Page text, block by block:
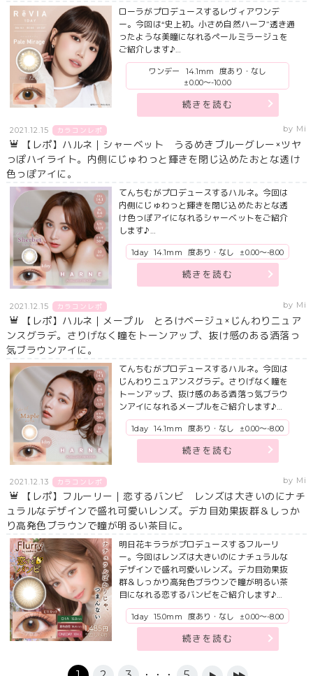
ローラがプロデュースするレヴィアワンデ
ー。今回は“史上初。小さめ自然ハーフ”透き通
ったような美瞳になれるペールミラージュを
ご紹介します♪…
ワンデー 14.1mm
度あり・なし
±0.00～-10.00
続きを読む
2021.12.15 カラコンレポ by Mi
【レポ】ハルネ｜シャーベット うるめきブルーグレー×ツヤ
っぽハイライト。内側にじゅわっと輝きを閉じ込めたおとな透け
色っぽアイに。
てんちむがプロデュースするハルネ。今回は
内側にじゅわっと輝きを閉じ込めたおとな透
け色っぽアイになれるシャーベットをご紹介
します♪…
1day 14.1mm 度あり・なし ±0.00～-8.00
続きを読む
2021.12.15 カラコンレポ by Mi
【レポ】ハルネ｜メープル とろけベージュ×じんわりニュア
ンスグラデ。さりげなく瞳をトーンアップ、抜け感のある洒落っ
気ブラウンアイに。
てんちむがプロデュースするハルネ。今回は
じんわりニュアンスグラデ。さりげなく瞳を
トーンアップ、抜け感のある洒落っ気ブラウ
ンアイになれるメープルをご紹介します♪…
1day 14.1mm 度あり・なし ±0.00～-8.00
続きを読む
2021.12.13 カラコンレポ by Mi
【レポ】フルーリー｜恋するバンビ レンズは大きいのにナチ
ュラルなデザインで盛れ可愛いレンズ。デカ目効果抜群＆しっか
り高発色ブラウンで瞳が明るい茶目に。
明日花キララがプロデュースするフルーリ
ー。今回はレンズは大きいのにナチュラルな
デザインで盛れ可愛いレンズ。デカ目効果抜
群＆しっかり高発色ブラウンで瞳が明るい茶
目になれる恋するバンビをご紹介します♪…
1day 15.0mm 度あり・なし ±0.00～-8.00
続きを読む